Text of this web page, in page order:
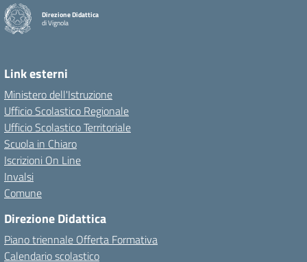
Direzione Didattica
di Vignola
Link esterni
Ministero dell'Istruzione
Ufficio Scolastico Regionale
Ufficio Scolastico Territoriale
Scuola in Chiaro
Iscrizioni On Line
Invalsi
Comune
Direzione Didattica
Piano triennale Offerta Formativa
Calendario scolastico